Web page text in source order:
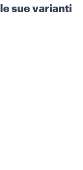
le sue varianti